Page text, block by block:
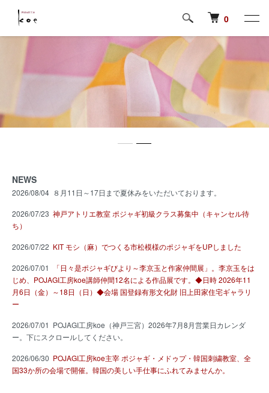
0
NEWS
2026/08/04 ８月11日～17日まで夏休みをいただいております。
2026/07/23 神戸アトリエ教室 ポジャギ初級クラス募集中（キャンセル待
ち）
2026/07/22 KIT モシ（麻）でつくる市松模様のポジャギをUPしました
2026/07/01
「日々是ポジャギびより～李京玉と作家仲間展」。李京玉をは
じめ、POJAGI工房koe講師仲間12名による作品展です。◆日時 2026年11
月6日（金）～18日（日）◆会場 国登録有形文化財 旧上田家住宅ギャラリ
ー
2026/07/01 POJAGI工房koe（神戸三宮）2026年7月8月営業日カレンダ
ー。下にスクロールしてください。
2026/06/30 POJAGI工房koe主宰 ポジャギ・メドゥプ・韓国刺繍教室、全
国33か所の会場で開催。韓国の美しい手仕事にふれてみませんか。